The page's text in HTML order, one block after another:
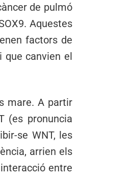
de pulmó
Aquestes
factors de
que canvien el
mare. A partir
(es pronuncia
se WNT, les
arrien els
entre